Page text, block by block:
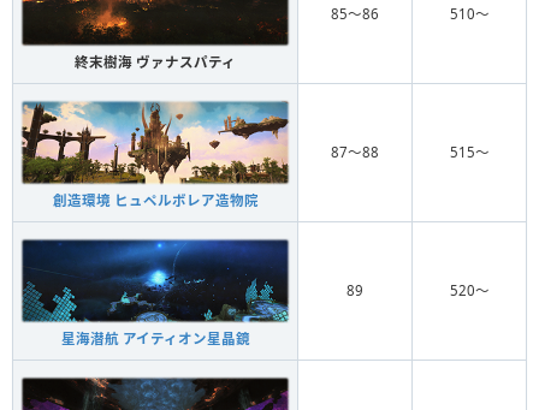
終末樹海 ヴァナスパティ
85〜86 510〜
創造環境 ヒュペルボレア造物院
87〜88 515〜
星海潜航 アイティオン星晶鏡
89 520〜